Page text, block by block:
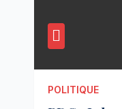
POLITIQUE